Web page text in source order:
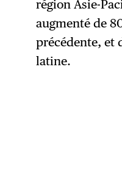
région Asie-
augmenté de
précédente, et
latine.